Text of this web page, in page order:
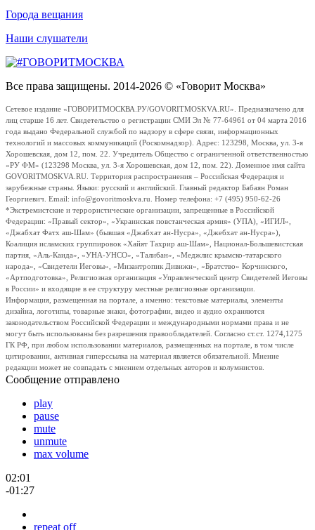
Города вещания
Наши слушатели
Все права защищены. 2014-2026 © «Говорит Москва»
Сетевое издание «ГОВОРИТМОСКВА.РУ/GOVORITMOSKVA.RU». Предназначено для
лиц старше 16 лет. Свидетельство о регистрации СМИ Эл № 77-64961 от 04 марта 2016
года выдано Федеральной службой по надзору в сфере связи, информационных
технологий и массовых коммуникаций (Роскомнадзор). Адрес: 123298, Москва, ул. 3-я
Хорошевская, дом 12, пом. 22. Учредитель Общество с ограниченной ответственностью
«РУ ФМ» (123298 Москва, ул. 3-я Хорошевская, дом 12, пом. 22). Доменное имя сайта
GOVORITMOSKVA.RU. Территория распространения – Российская Федерация и
зарубежные страны. Языки: русский и английский. Главный редактор Бабаян Роман
Георгиевич. Email: info@govoritmoskva.ru. Номер телефона: +7 (495) 950-62-26
*Экстремистские и террористические организации, запрещенные в Российской
Федерации: «Правый сектор», «Украинская повстанческая армия» (УПА), «ИГИЛ»,
«Джабхат Фатх аш-Шам» (бывшая «Джабхат ан-Нусра», «Джебхат ан-Нусра»),
Коалиция исламских группировок «Хайят Тахрир аш-Шам», Национал-Большевистская
партия, «Аль-Каида», «УНА-УНСО», «Талибан», «Меджлис крымско-татарского
народа», «Свидетели Иеговы», «Мизантропик Дивижн», «Братство» Корчинского,
«Артподготовка», Религиозная организация «Управленческий центр Свидетелей Иеговы
в России» и входящие в ее структуру местные религиозные организации.
Информация, размещенная на портале, а именно: текстовые материалы, элементы
дизайна, логотипы, товарные знаки, фотографии, видео и аудио охраняются
законодательством Российской Федерации и международными нормами права и не
могут быть использованы без разрешения правообладателей. Согласно ст.ст. 1274,1275
ГК РФ, при любом использовании материалов, размещенных на портале, в том числе
цитировании, активная гиперссылка на материал является обязательной. Мнение
редакции может не совпадать с мнением отдельных авторов и колумнистов.
Сообщение отправлено
play
pause
mute
unmute
max volume
02:01
-01:27
repeat off